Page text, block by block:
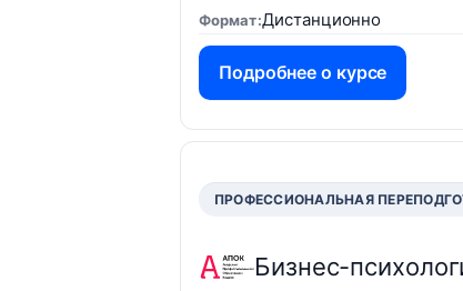
Формат Дистанционно
Подробнее о курсе
ПРОФЕССИОНАЛЬНАЯ
Бизнес-